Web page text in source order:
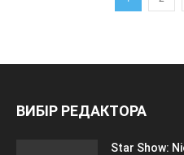
ВИБІР РЕДАКТОРА
Star Show: